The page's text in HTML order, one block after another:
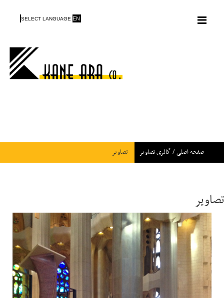
SELECT LANGUAGE EN
صفحه اصلی/گالری تصاویر تصاویر
تصاویر